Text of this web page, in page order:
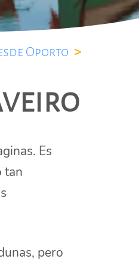
Oporto >
Es
tan
pero